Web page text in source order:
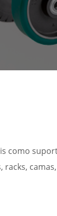
como
racks,